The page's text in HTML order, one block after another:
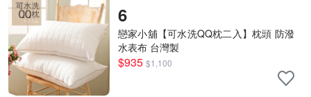
6
戀家小舖【可水洗QQ枕二入】枕頭 防潑
水表布 台灣製
$935 $1,100